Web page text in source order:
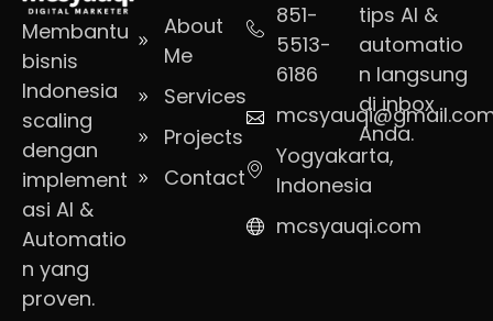
Membantu
bisnis
Indonesia
scaling
dengan
implement
asi AI &
Automatio
n yang
proven.
About
Me
Services
Projects
Contact
851-
5513-
6186
Yogyakarta,
Indonesia
mcsyauqi.com
tips AI &
automatio
n langsung
di inbox
Anda.